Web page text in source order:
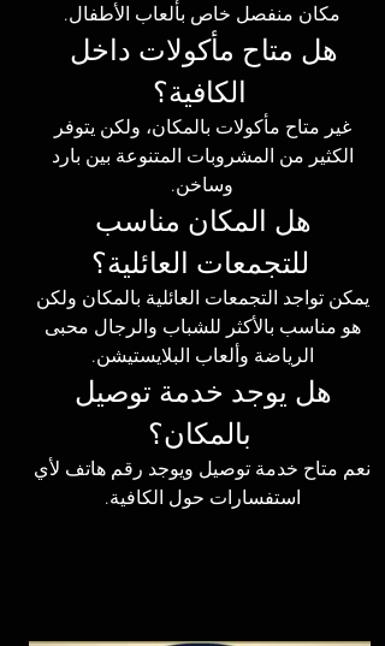
مكان منفصل خاص بألعاب الأطفال.
هل متاح مأكولات داخل
الكافية؟
غير متاح مأكولات بالمكان، ولكن يتوفر
الكثير من المشروبات المتنوعة بين بارد
وساخن.
هل المكان مناسب
للتجمعات العائلية؟
يمكن تواجد التجمعات العائلية بالمكان ولكن
هو مناسب بالأكثر للشباب والرجال محبى
الرياضة وألعاب البلايستيشن.
هل يوجد خدمة توصيل
بالمكان؟
نعم متاح خدمة توصيل ويوجد رقم هاتف لأي
استفسارات حول الكافية.